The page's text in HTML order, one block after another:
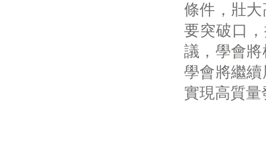
條件，壯
要突破口
議，學會
學會將繼
實現高質